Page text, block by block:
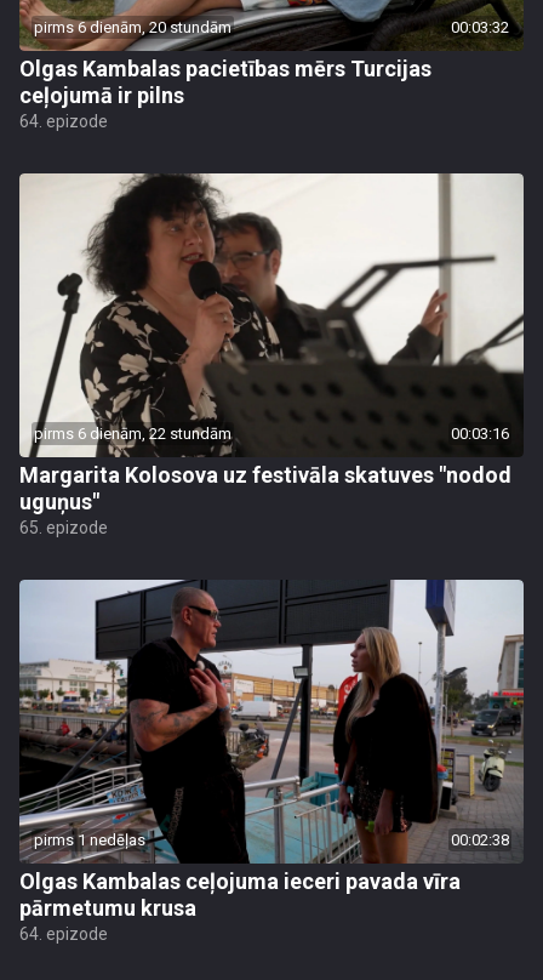
pirms 6 dienām, 20 stundām 00:03:32
Olgas Kambalas pacietības mērs Turcijas
ceļojumā ir pilns
64. epizode
pirms 6 dienām, 22 stundām 00:03:16
Margarita Kolosova uz festivāla skatuves "nodod
uguņus"
65. epizode
pirms 1 nedēļas 00:02:38
Olgas Kambalas ceļojuma ieceri pavada vīra
pārmetumu krusa
64. epizode